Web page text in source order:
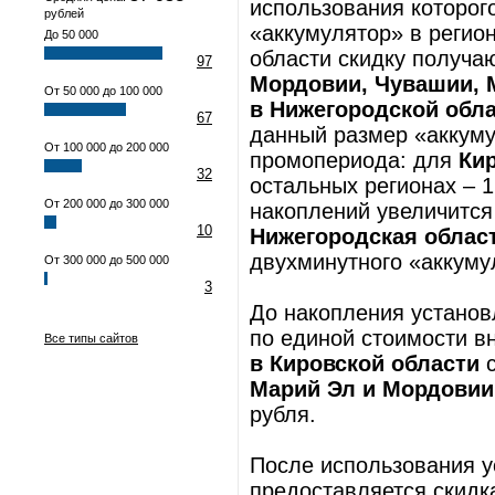
рублей
До 50 000
97
От 50 000 до 100 000
67
От 100 000 до 200 000
32
От 200 000 до 300 000
10
От 300 000 до 500 000
3
Все типы сайтов
использования
«аккумулятор» в
области скидку
Мордовии, Чувашии,
в Нижегородской
данный размер
промопериода: для
остальных регионах –
накоплений
Нижегородская
двухминутного
До накопления
по единой стоимости
в Кировской области
Марий Эл и Мордовии
рубля.
После использования